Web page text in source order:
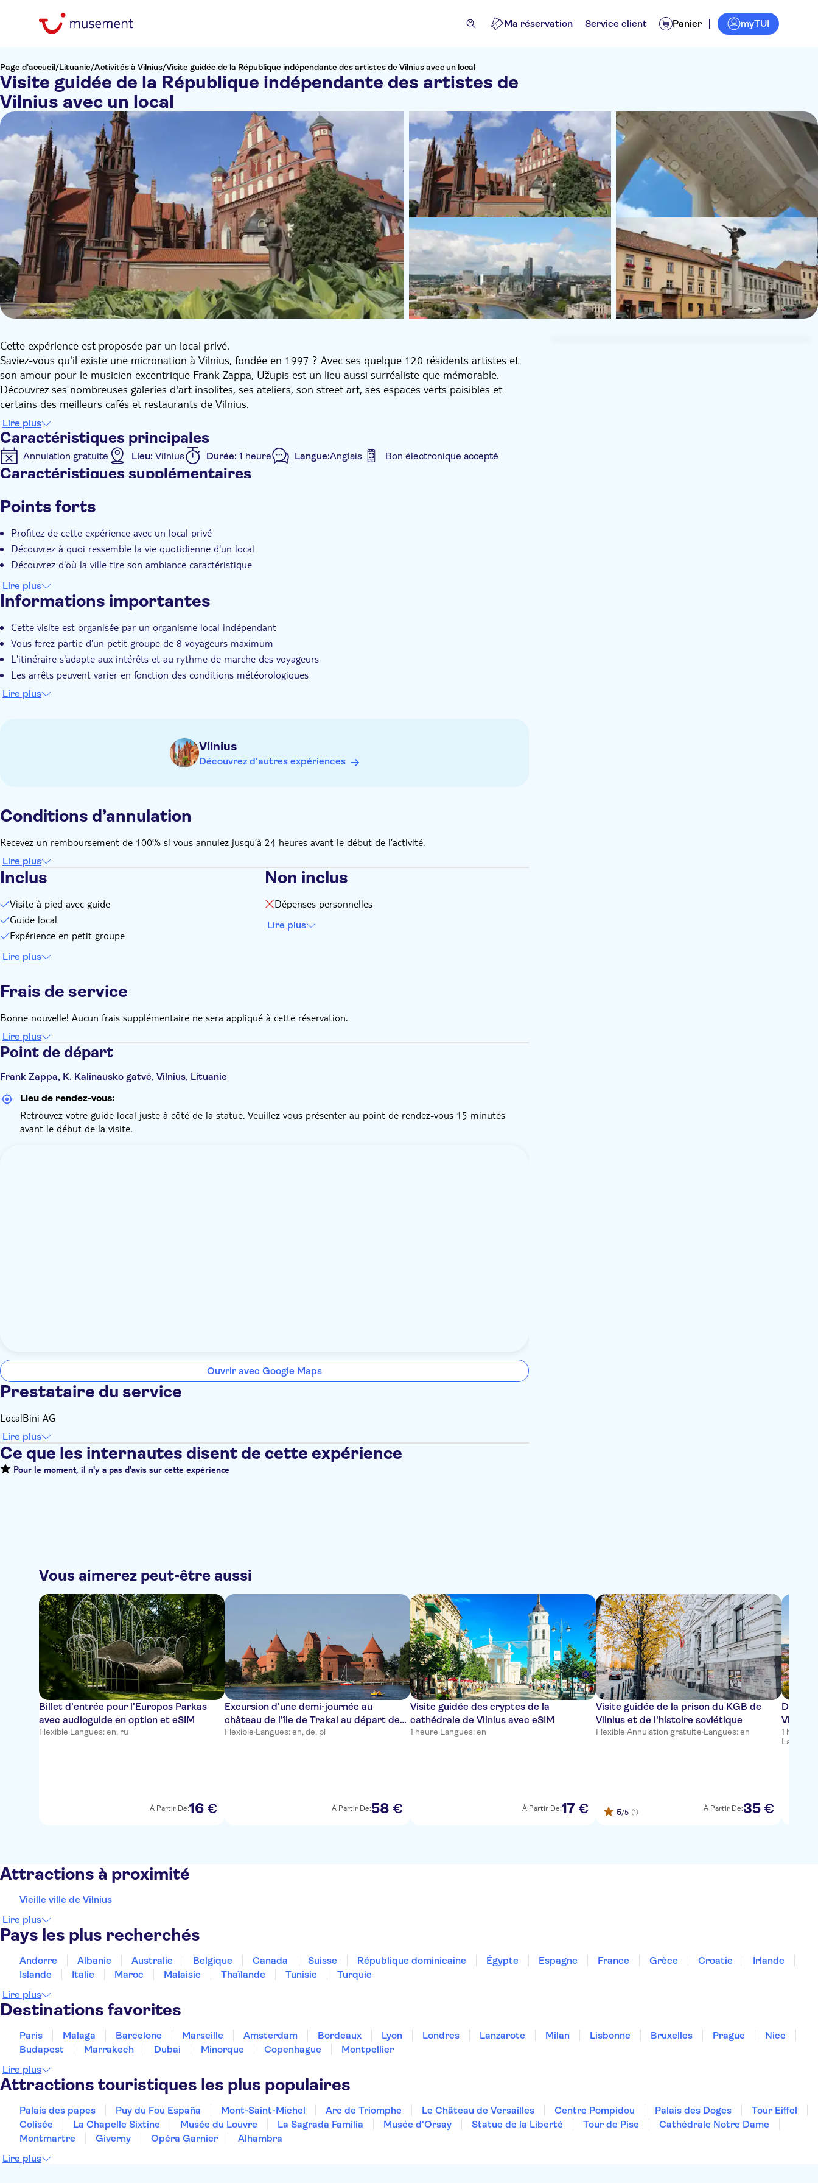
Ma réservation Service client Panier myTUI
Page d’accueil/Lituanie/Activités à Vilnius/Visite guidée de la République indépendante des artistes de Vilnius avec un local
Visite guidée de la République indépendante des artistes de
Vilnius avec un local
Cette expérience est proposée par un local privé.
Saviez-vous qu'il existe une micronation à Vilnius, fondée en 1997 ? Avec ses quelque 120 résidents artistes et
son amour pour le musicien excentrique Frank Zappa, Užupis est un lieu aussi surréaliste que mémorable.
Découvrez ses nombreuses galeries d'art insolites, ses ateliers, son street art, ses espaces verts paisibles et
certains des meilleurs cafés et restaurants de Vilnius.
Au cours de notre visite, votre guide local vous fera découvrir le meilleur de la république alternative d'Užupis :
sa constitution, son ange, sa sirène, ses œuvres d'art les plus originales, ses charmantes petites boutiques, ses
charmants quartiers riverains et bien plus encore. En prime, vous visiterez le cimetière des Bernardins,
récemment restauré, l'un des plus anciens d'Europe de l'Est, un lieu absolument magnifique à visiter en toute
saison.
Lire plus
Caractéristiques principales
Annulation gratuite Lieu: Vilnius Durée: 1 heure Langue:Anglais Bon électronique accepté
Caractéristiques supplémentaires
Bon numérique
Points forts
Profitez de cette expérience avec un local privé
Découvrez à quoi ressemble la vie quotidienne d'un local
Découvrez d'où la ville tire son ambiance caractéristique
Lire plus
Informations importantes
Cette visite est organisée par un organisme local indépendant
Vous ferez partie d'un petit groupe de 8 voyageurs maximum
L'itinéraire s'adapte aux intérêts et au rythme de marche des voyageurs
Les arrêts peuvent varier en fonction des conditions météorologiques
Billets d'entrée pour les transports, les musées et les monuments exclus
Lire plus
Vilnius
Découvrez d'autres expériences
Conditions d’annulation
Recevez un remboursement de 100% si vous annulez jusqu’à 24 heures avant le début de l’activité.
Lire plus
Inclus
Visite à pied avec guide
Guide local
Expérience en petit groupe
Lire plus
Non inclus
Dépenses personnelles
Lire plus
Frais de service
Bonne nouvelle! Aucun frais supplémentaire ne sera appliqué à cette réservation.
Lire plus
Point de départ
Frank Zappa, K. Kalinausko gatvė, Vilnius, Lituanie
Lieu de rendez-vous:
Retrouvez votre guide local juste à côté de la statue. Veuillez vous présenter au point de rendez-vous 15 minutes
avant le début de la visite.
Ouvrir avec Google Maps
Prestataire du service
LocalBini AG
Lire plus
Ce que les internautes disent de cette expérience
Pour le moment, il n'y a pas d'avis sur cette expérience
Vous aimerez peut-être aussi
Billet d'entrée pour l'Europos Parkas
avec audioguide en option et eSIM
Flexible·Langues: en, ru
À Partir De:16 €
Excursion d'une demi-journée au
château de l'île de Trakai au départ de
Vilnius avec eSIM
Flexible·Langues: en, de, pl
À Partir De:58 €
Visite guidée des cryptes de la
cathédrale de Vilnius avec eSIM
1 heure·Langues: en
À Partir De:17 €
Visite guidée de la prison du KGB de
Vilnius et de l'histoire soviétique
Flexible·Annulation gratuite·Langues: en
5/5 (1) À Partir De:35 €
Vilnius
1 heure
Langues:
Attractions à proximité
Vieille ville de Vilnius
Lire plus
Pays les plus recherchés
Andorre Albanie Australie Belgique Canada Suisse République dominicaine Égypte Espagne France Grèce Croatie
Irlande
Islande
Italie Maroc Malaisie Thaïlande Tunisie
Turquie
Lire plus
Destinations favorites
Paris Malaga Barcelone Marseille Amsterdam Bordeaux Lyon Londres Lanzarote Milan Lisbonne Bruxelles Prague
Nice
Budapest
Marrakech Dubai Minorque Copenhague
Montpellier
Lire plus
Attractions touristiques les plus populaires
Palais des papes Puy du Fou España Mont-Saint-Michel Arc de Triomphe Le Château de Versailles Centre Pompidou Palais des Doges
Tour Eiffel
Colisée
La Chapelle Sixtine Musée du Louvre La Sagrada Familia Musée d'Orsay Statue de la Liberté Tour de Pise
Cathédrale Notre Dame
Montmartre
Giverny Opéra Garnier
Alhambra
Lire plus